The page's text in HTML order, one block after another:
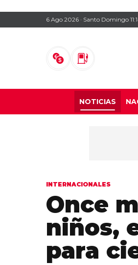
6 Ago 2026 · Santo Domingo
NOTICIAS
INTERNACIONALES
Once
niños,
para